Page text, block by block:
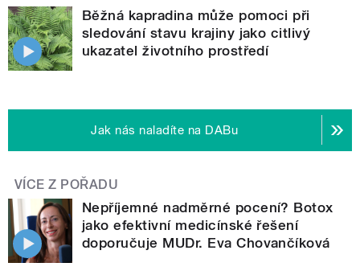
Běžná kapradina může pomoci při
sledování stavu krajiny jako citlivý
ukazatel životního prostředí
Jak nás naladíte na DABu
VÍCE Z POŘADU
Nepříjemné nadměrné pocení? Botox
jako efektivní medicínské řešení
doporučuje MUDr. Eva Chovančíková